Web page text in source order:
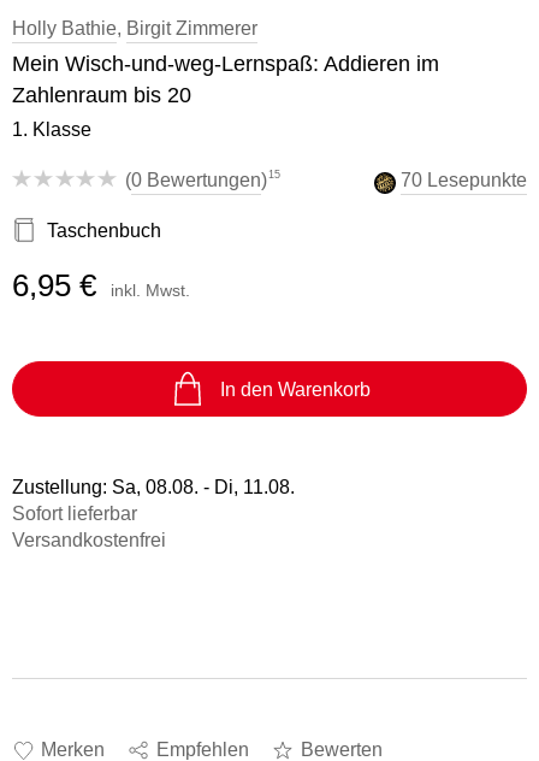
Holly Bathie, Birgit Zimmerer
Mein Wisch-und-weg-Lernspaß: Addieren im
Zahlenraum bis 20
1. Klasse
(0 Bewertungen)15 70 Lesepunkte
Taschenbuch
6,95 € inkl. Mwst.
In den Warenkorb
Zustellung: Sa, 08.08. - Di, 11.08.
Sofort lieferbar
Versandkostenfrei
Merken Empfehlen Bewerten